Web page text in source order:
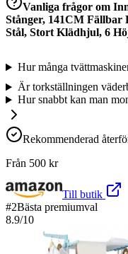
Vanliga frågor om
Stånger, 141CM
Stål, Stort Klädhjul, 6
Hur många
Är torkställningen
Hur snabbt kan man
Rekommenderad
Från 500 kr
Till butik
#2Bästa premiumval
8.9/10